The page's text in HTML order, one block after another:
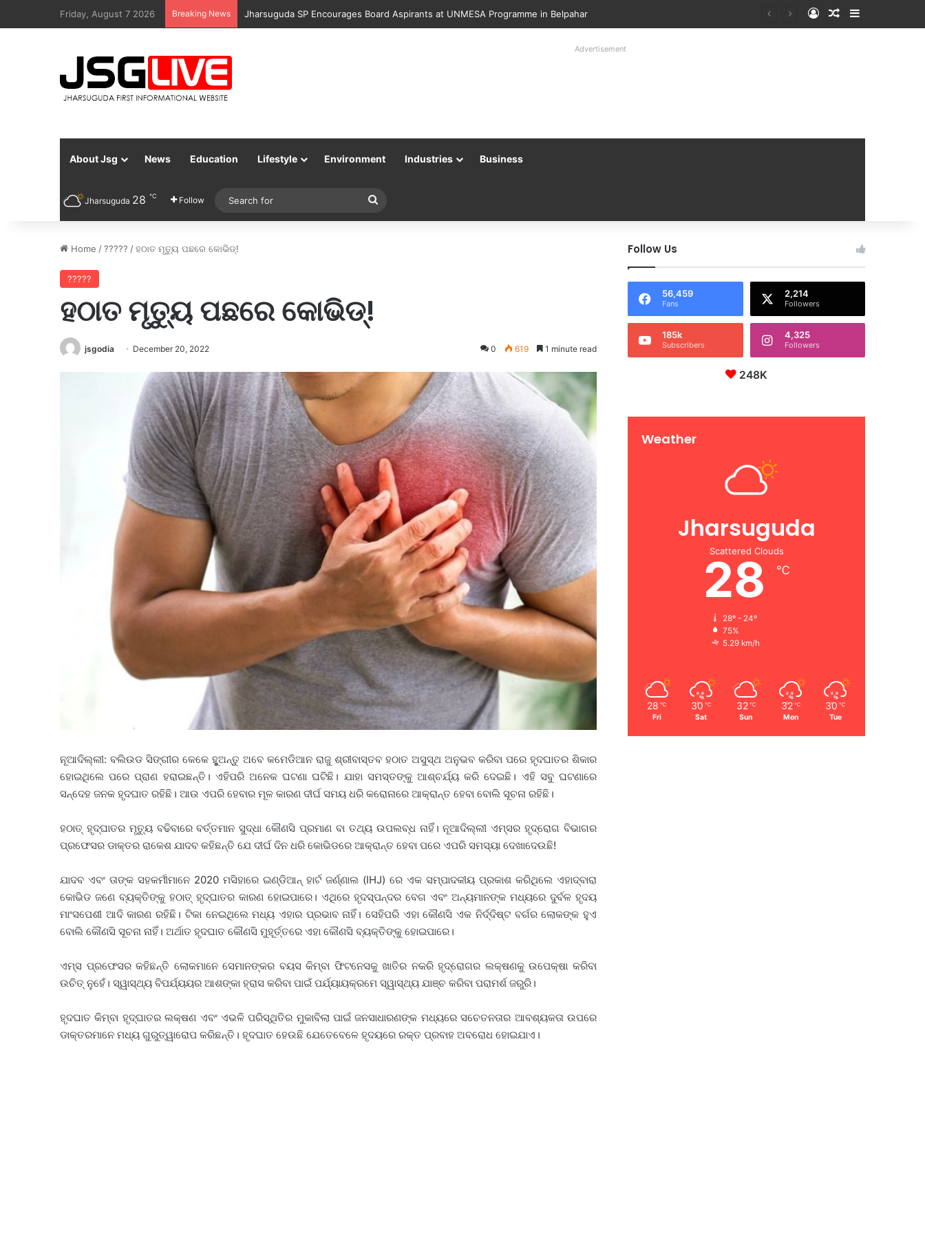
Friday, August 7 2026 Breaking News Jharsuguda Police Returns 89 Recovered Mobile Phones to Their Rightful Owners at Mobile Handover Mela Log InRandom Article
Sidebar
Advertisement
About Jsg News Education Lifestyle Environment Industries Business
Jharsuguda 28 ℃ Follow
for
Home /????? /ହଠାତ ମୃତ୍ୟୁ ପଛରେ କୋଭିଡ୍!
?????
ହଠାତ ମୃତ୍ୟୁ ପଛରେ କୋଭିଡ୍!
jsgodia December 20, 2022 0 619 1 minute read
ନୂଆଦିଲ୍ଲୀ: ବଲିଉଡ ସିଙ୍ଗୀର କେକେ ହୁୁଅନ୍ତୁ ଅବେ କମେଡିଆନ ରାଜୁ ଶ୍ରୀବାସ୍ତବ ହଠାତ ଅସୁସ୍ଥ ଅନୁଭବ କରିବା ପରେ ହୃଦଘାତର ଶିକାର
ହୋଇଥିଲେ ପରେ ପ୍ରାଣ ହରାଇଛନ୍ତି। ଏହିପରି ଅନେକ ଘଟଣା ଘଟିଛି। ଯାହା ସମସ୍ତଙ୍କୁ ଆଶ୍ଚର୍ଯ୍ୟ କରି ଦେଇଛି। ଏହି ସବୁ ଘଟଣାରେ
ସନ୍ଦେହ ଜନକ ହୃଦଘାତ ରହିଛି। ଆଉ ଏପରି ହେବାର ମୂଳ କାରଣ ଦୀର୍ଘ ସମୟ ଧରି କରୋନାରେ ଆକ୍ରାନ୍ତ ହେବା ବୋଲି ସୂଚନା ରହିଛି।
ହଠାତ୍ ହୃଦ୍‌ଘାତର ମୃତ୍ୟୁ ବଢିବାରେ ବର୍ତ୍ତମାନ ସୁଦ୍ଧା କୌଣସି ପ୍ରମାଣ ବା ତଥ୍ୟ ଉପଲବ୍ଧ ନାହିଁ। ନୂଆଦିଲ୍ଲୀ ଏମ୍ସର ହୃଦ୍‌ରୋଗ ବିଭାଗର
ପ୍ରଫେସର ଡାକ୍ତର ରାକେଶ ଯାଦବ କହିଛନ୍ତି ଯେ ଦୀର୍ଘ ଦିନ ଧରି କୋଭିଡରେ ଆକ୍ରାନ୍ତ ହେବା ପରେ ଏପରି ସମସ୍ୟା ଦେଖାଦେଉଛି!
ଯାଦବ ଏବଂ ତାଙ୍କ ସହକର୍ମୀମାନେ 2020 ମସିହାରେ ଇଣ୍ଡିଆନ୍ ହାର୍ଟ ଜର୍ଣ୍ଣାଲ (IHJ) ରେ ଏକ ସମ୍ପାଦକୀୟ ପ୍ରକାଶ କରିଥିଲେ ଏହାଦ୍ବାରା
କୋଭିଡ ଜଣେ ବ୍ୟକ୍ତିଙ୍କୁ ହଠାତ୍ ହୃଦ୍‌ଘାତର କାରଣ ହୋଇପାରେ। ଏଥିରେ ହୃଦସ୍ପନ୍ଦର ବେଗ ଏବଂ ଅନ୍ୟମାନଙ୍କ ମଧ୍ୟରେ ଦୁର୍ବଳ ହୃଦୟ
ମାଂସପେଶୀ ଆଦି କାରଣ ରହିଛି। ଟିକା ନେଇଥିଲେ ମଧ୍ୟ ଏହାର ପ୍ରଭାବ ନାହିଁ। ସେହିପରି ଏହା କୌଣସି ଏକ ନିର୍ଦ୍ଦିଷ୍ଟ ବର୍ଗର ଲୋକଙ୍କ ହୁଏ
ବୋଲି କୌଣସି ସୂଚନା ନାହିଁ। ଅର୍ଥାତ ହୃଦଘାତ କୌଣସି ମୁହୂର୍ତ୍ତରେ ଏହା କୌଣସି ବ୍ୟକ୍ତିଙ୍କୁ ହୋଇପାରେ।
ଏମ୍ସ ପ୍ରଫେସର କହିଛନ୍ତି ଲୋକମାନେ ସେମାନଙ୍କର ବୟସ କିମ୍ବା ଫିଟନେସକୁ ଖାତିର ନକରି ହୃଦ୍‌ରୋଗର ଲକ୍ଷଣକୁ ଉପେକ୍ଷା କରିବା
ଉଚିତ୍ ନୁହେଁ। ସ୍ୱାସ୍ଥ୍ୟ ବିପର୍ଯ୍ୟୟର ଆଶଙ୍କା ହ୍ରାସ କରିବା ପାଇଁ ପର୍ଯ୍ୟାୟକ୍ରମେ ସ୍ୱାସ୍ଥ୍ୟ ଯାଞ୍ଚ କରିବା ପରାମର୍ଶ ଜରୁରି।
ହୃଦଘାତ କିମ୍ବା ହୃଦ୍‌ଘାତର ଲକ୍ଷଣ ଏବଂ ଏଭଳି ପରିସ୍ଥିତିର ମୁକାବିଲା ପାଇଁ ଜନସାଧାରଣଙ୍କ ମଧ୍ୟରେ ସଚେତନତାର ଆବଶ୍ୟକତା ଉପରେ
ଡାକ୍ତରମାନେ ମଧ୍ୟ ଗୁରୁତ୍ୱାରୋପ କରିଛନ୍ତି। ହୃଦଘାତ ହେଉଛି ଯେତେବେଳେ ହୃଦୟରେ ରକ୍ତ ପ୍ରବାହ ଅବରୋଧ ହୋଇଯାଏ।
Follow Us
56,459
Fans
2,214
Followers
185k
Subscribers
4,325
Followers
248K
Weather
Jharsuguda
Scattered Clouds
28 ℃
28º - 24º
75%
5.29 km/h
28 ℃
Fri
30 ℃
Sat
32 ℃
Sun
32 ℃
Mon
30 ℃
Tue